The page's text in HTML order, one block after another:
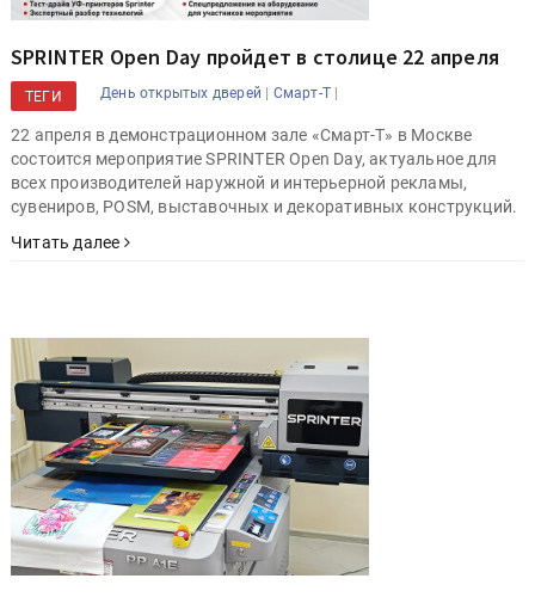
SPRINTER Open Day пройдет в столице 22 апреля
ТЕГИ День открытых дверей | Смарт-Т |
22 апреля в демонстрационном зале «Смарт-Т» в Москве
состоится мероприятие SPRINTER Open Day, актуальное для
всех производителей наружной и интерьерной рекламы,
сувениров, POSM, выставочных и декоративных конструкций.
Читать далее